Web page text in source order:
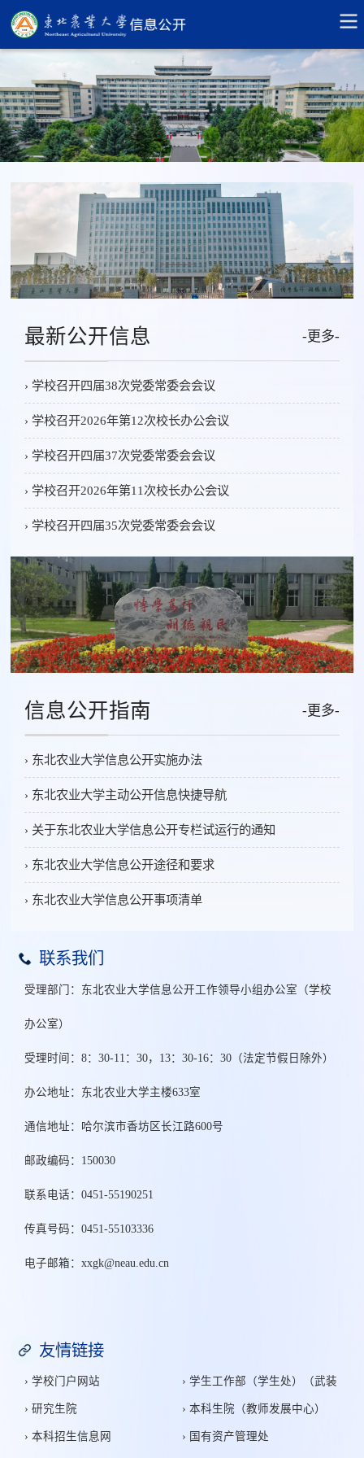
最新公开信息 -更多-
› 学校召开四届38次党委常委会会议
› 学校召开2026年第12次校长办公会议
› 学校召开四届37次党委常委会会议
› 学校召开2026年第11次校长办公会议
› 学校召开四届35次党委常委会会议
信息公开指南 -更多-
› 东北农业大学信息公开实施办法
› 东北农业大学主动公开信息快捷导航
› 关于东北农业大学信息公开专栏试运行的通知
› 东北农业大学信息公开途径和要求
› 东北农业大学信息公开事项清单
联系我们
受理部门：东北农业大学信息公开工作领导小组办公室（学校
办公室）
受理时间：8：30-11：30，13：30-16：30（法定节假日除外）
办公地址：东北农业大学主楼633室
通信地址：哈尔滨市香坊区长江路600号
邮政编码：150030
联系电话：0451-55190251
传真号码：0451-55103336
电子邮箱：xxgk@neau.edu.cn
友情链接
› 学校门户网站 › 学生工作部（学生处）（武装
部）
› 研究生院 › 本科生院（教师发展中心）
› 本科招生信息网 › 国有资产管理处